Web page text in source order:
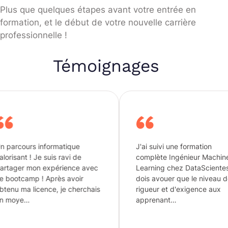
Plus que quelques étapes avant votre entrée en
formation, et le début de votre nouvelle carrière
professionnelle !
Témoignages
ravi de
avec
avoir
je cherchais
J'ai suivi une formation
complète Ingénieur Machine
Learning chez DataScientest. je
dois avouer que le niveau de
rigueur et d'exigence aux